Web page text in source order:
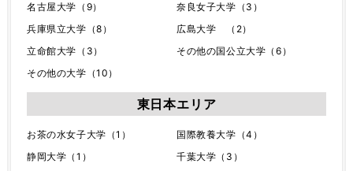
名古屋大学（9）
奈良女子大学（3）
兵庫県立大学（8）
広島大学 （2）
立命館大学（3）
その他の国公立大学（6）
その他の大学（10）
東日本エリア
お茶の水女子大学（1）
国際教養大学（4）
静岡大学（1）
千葉大学（3）